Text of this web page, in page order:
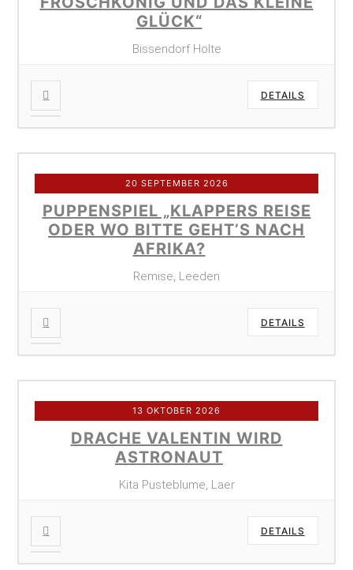
GLÜCK“
Bissendorf Holte
DETAILS
20 SEPTEMBER 2026
PUPPENSPIEL „KLAPPERS REISE
ODER WO BITTE GEHT’S NACH
AFRIKA?
Remise, Leeden
DETAILS
13 OKTOBER 2026
DRACHE VALENTIN WIRD
ASTRONAUT
Kita Pusteblume, Laer
DETAILS